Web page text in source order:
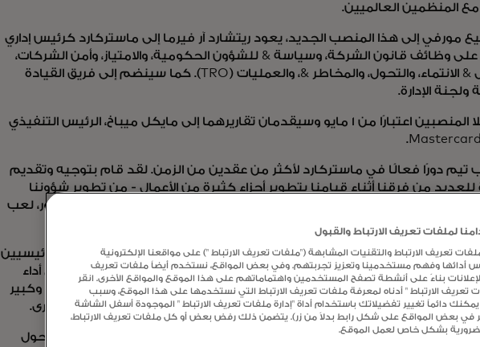
المنظمين العالميين.
مورفي إلى هذا المنصب الجديد، يعود ريتشارد آر فيرما إلى ماستركارد كرئيس إداري
على وظائف قانون الشركة، وسياسة & للشؤون الحكومية، والامتياز، وأمن الشركات،
والشمول & الانتماء، والتحول، والمخاطر &، والعمليات (TRO). كما سينضم إلى فريق القيادة
ولجنة الإدارة.
يسري كلا المنصبين اعتبارًا من 1 مايو وسيقدمان تقاريرهما إلى مايكل ميباخ، الرئيس التنفيذي
تيم دورًا فعالًا في ماستركارد لأكثر من عقدين من الزمن. لقد قام بتوجيه وتقديم
للعديد من فرقنا أثناء قيامنا بتطوير أجزاء كثيرة من الأعمال - من تطوير شؤوننا
والتنظيمية إلى تشكيل استراتيجية الإدماج الخاصة بنا. قال ميباخ: «في كل دور، لعب
انضم مورفي في الأصل إلى Mastercard في عام 2000 وأصبح بعد ذلك أحد المحامين الرئيسيين
العام الأولي للشركة. وطوال فترة عمله، مزج الرؤى التجارية والقانونية لتسريع أداء
ونموها، حيث شغل في أوقات مختلفة منصب رئيس منطقة الولايات المتحدة، وكبير
والمستشار العام والمدير الإداري، بالإضافة إلى العديد من الأدوار الأخرى.
أن أرحب بعودة ريتش إلى ماستركارد، أضاف " ميباخ. " لديه وجهة نظر فريدة حول
لملفات تعريف الارتباط والقبول
تعريف الارتباط والتقنيات المشابهة ("ملفات تعريف الارتباط ") على مواقعنا الإلكترونية
أدائها وفهم مستخدمينا وتعزيز تجربتهم. وفي بعض المواقع، نستخدم أيضاً ملفات تعريف
بناءً على أنشطة تصفح المستخدمين واهتماماتهم على هذا الموقع والمواقع الأخرى. انقر
تعريف الارتباط " أدناه لمعرفة ملفات تعريف الارتباط التي نستخدمها على هذا الموقع، وسبب
يمكنك دائماً تغيير تفضيلاتك باستخدام أداة "إدارة ملفات تعريف الارتباط " الموجودة أسفل الشاشة
في بعض المواقع على شكل رابط بدلاً من زر). يتضمن ذلك رفض بعض أو كل ملفات تعريف الارتباط،
بشكل خاص لعمل الموقع.